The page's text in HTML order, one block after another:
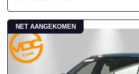
NET AANGEKOMEN